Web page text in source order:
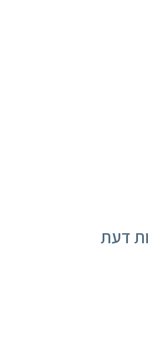
דעת